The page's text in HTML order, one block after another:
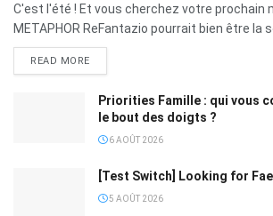
C'est l'été ! Et vous cherchez votre prochain
METAPHOR ReFantazio pourrait bien être la
READ MORE
Priorities Famille : qui vous
le bout des doigts ?
6 AOÛT 2026
[Test Switch] Looking for Fael
5 AOÛT 2026